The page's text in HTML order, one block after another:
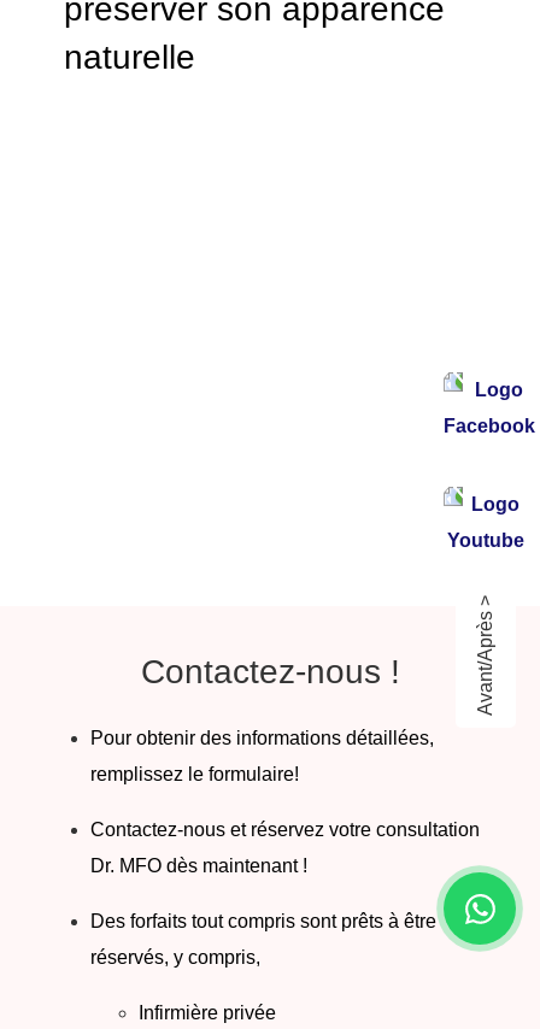
préserver son apparence
naturelle
Contactez-nous !
Pour obtenir des informations détaillées,
remplissez le formulaire!
Contactez-nous et réservez votre consultation
Dr. MFO dès maintenant !
Des forfaits tout compris sont prêts à être
réservés, y compris,
Infirmière privée
Avant/Après >